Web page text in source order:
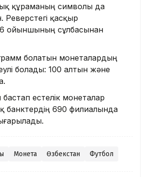
құраманың символы да
Реверстегі қасқыр
ойыншының сұлбасынан
болатын монеталардың
болады: 100 алтын және
естелік монеталар
банктердің 690 филиалында
Монета Өзбекстан Футбол